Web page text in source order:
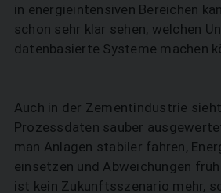
in energieintensiven Bereichen
schon sehr klar sehen, welchen
datenbasierte Systeme machen
Auch in der Zementindustrie
Prozessdaten sauber
man Anlagen stabiler fahren,
einsetzen und Abweichungen
ist kein Zukunftsszenario mehr,